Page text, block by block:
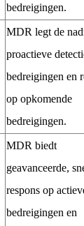
bedreigingen.
MDR legt de
proactieve
bedreigingen en
op opkomende
bedreigingen.
MDR biedt
geavanceerde,
respons op
bedreigingen en